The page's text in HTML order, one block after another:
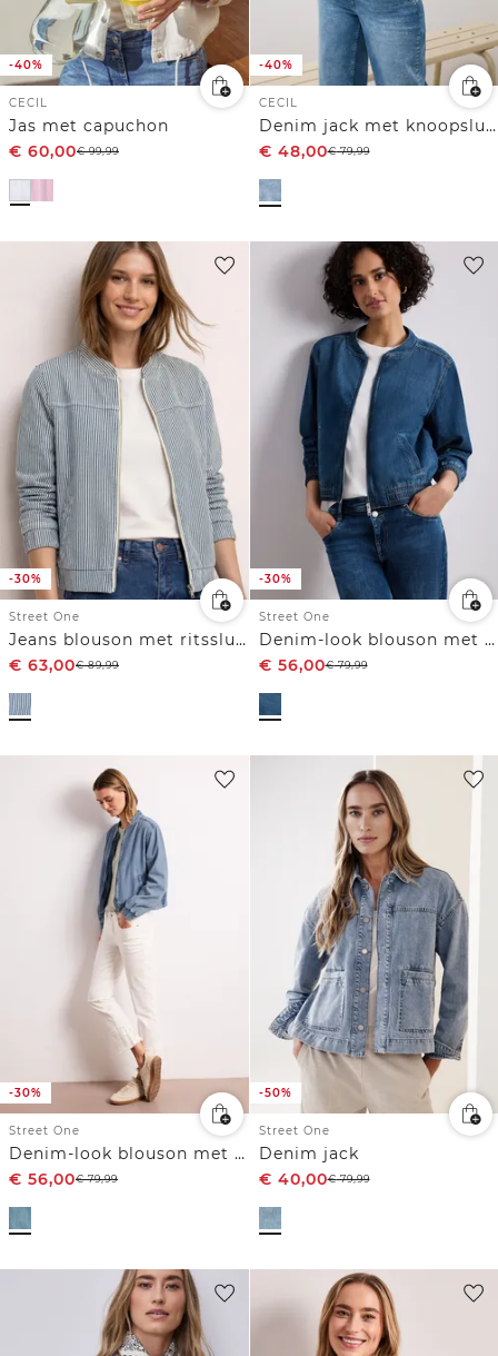
-40%
CECIL
Jas met capuchon
€ 60,00€99,99
-40%
CECIL
Denim jack met knoopsluiting
€ 48,00€79,99
-30%
Street One
Jeans blouson met ritssluiting
€ 63,00€89,99
-30%
Street One
Denim-look blouson met ritssluiting
€ 56,00€79,99
-30%
Street One
Denim-look blouson met zakken
€ 56,00€79,99
-50%
Street One
Denim jack
€ 40,00€79,99